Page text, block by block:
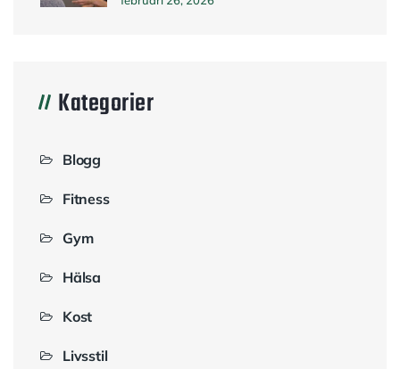
Kategorier
Blogg
Fitness
Gym
Hälsa
Kost
Livsstil